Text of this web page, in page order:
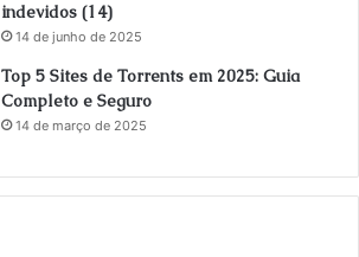
indevidos (14)
14 de junho de 2025
Top 5 Sites de Torrents em 2025: Guia
Completo e Seguro
14 de março de 2025